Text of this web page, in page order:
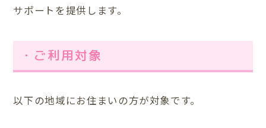
サポートを提供します。
・ご利用対象
以下の地域にお住まいの方が対象です。